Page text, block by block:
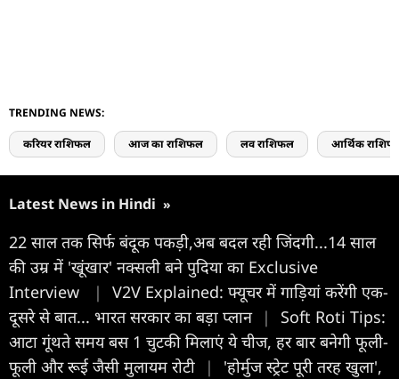
TRENDING NEWS:
करियर राशिफल आज का राशिफल लव राशिफल आर्थिक
Latest News in Hindi »
22 साल तक सिर्फ बंदूक पकड़ी,अब बदल रही जिंदगी...14 साल
की उम्र में 'खूंखार' नक्सली बने पुदिया का Exclusive
Interview
|
V2V Explained: फ्यूचर में गाड़ियां करेंगी एक-
दूसरे से बात... भारत सरकार का बड़ा प्लान |
Soft Roti Tips:
आटा गूंथते समय बस 1 चुटकी मिलाएं ये चीज, हर बार बनेगी फूली-
फूली और रूई जैसी मुलायम रोटी
|
'होर्मुज स्ट्रेट पूरी तरह खुला',